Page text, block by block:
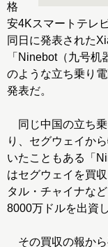
格
安4Kスマートテレ
同日に発表された
「Ninebot（九号
のような立ち乗り
発表だ。
同じ中国の立ち乗
り、セグウェイか
いたこともある「
はセグウェイを買
タル・チャイナな
8000万ドルを出資
その買収の報から